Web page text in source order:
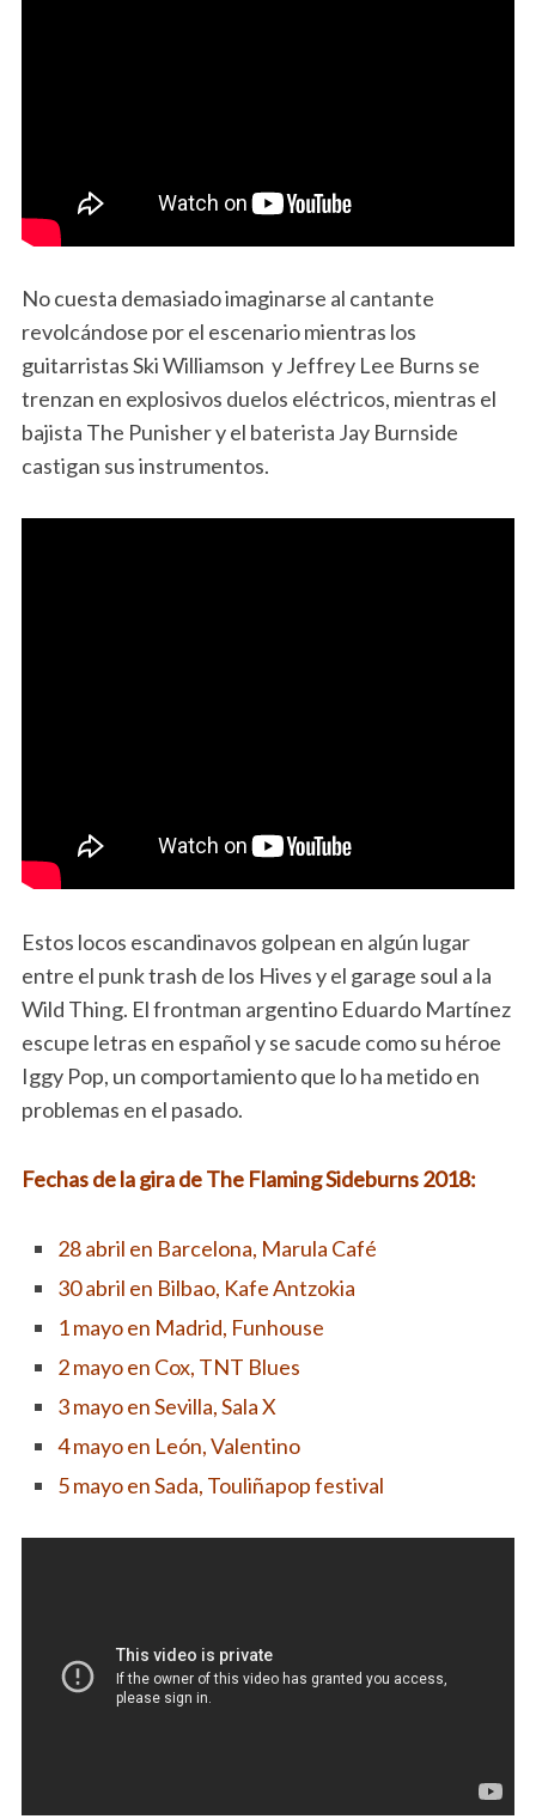
No cuesta demasiado imaginarse al cantante
revolcándose por el escenario mientras los
guitarristas Ski Williamson y Jeffrey Lee Burns se
trenzan en explosivos duelos eléctricos, mientras el
bajista The Punisher y el baterista Jay Burnside
castigan sus instrumentos.
Estos locos escandinavos golpean en algún lugar
entre el punk trash de los Hives y el garage soul a la
Wild Thing. El frontman argentino Eduardo Martínez
escupe letras en español y se sacude como su héroe
Iggy Pop, un comportamiento que lo ha metido en
problemas en el pasado.
Fechas de la gira de The Flaming Sideburns 2018:
28 abril en Barcelona, Marula Café
30 abril en Bilbao, Kafe Antzokia
1 mayo en Madrid, Funhouse
2 mayo en Cox, TNT Blues
3 mayo en Sevilla, Sala X
4 mayo en León, Valentino
5 mayo en Sada, Touliñapop festival